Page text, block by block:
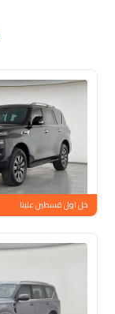
مستعملة 158,443 كم
خل اول قسطين علينا